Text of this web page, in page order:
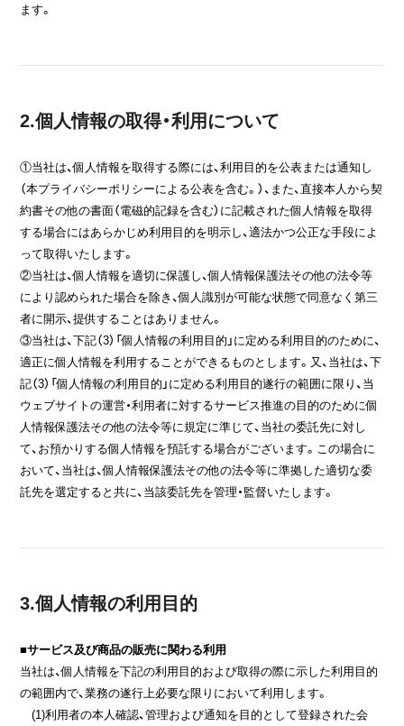
ます。
2.個人情報の取得・利用について
①当社は、個人情報を取得する際には、利用目的を公表または通知し
（本プライバシーポリシーによる公表を含む。）、また、直接本人から契
約書その他の書面（電磁的記録を含む）に記載された個人情報を取得
する場合にはあらかじめ利用目的を明示し、適法かつ公正な手段によ
って取得いたします。
②当社は、個人情報を適切に保護し、個人情報保護法その他の法令等
により認められた場合を除き、個人識別が可能な状態で同意なく第三
者に開示、提供することはありません。
③当社は、下記（3）「個人情報の利用目的」に定める利用目的のために、
適正に個人情報を利用することができるものとします。又、当社は、下
記（3）「個人情報の利用目的」に定める利用目的遂行の範囲に限り、当
ウェブサイトの運営・利用者に対するサービス推進の目的のために個
人情報保護法その他の法令等に規定に準じて、当社の委託先に対し
て、お預かりする個人情報を預託する場合がございます。この場合に
おいて、当社は、個人情報保護法その他の法令等に準拠した適切な委
託先を選定すると共に、当該委託先を管理・監督いたします。
3.個人情報の利用目的
■サービス及び商品の販売に関わる利用
当社は、個人情報を下記の利用目的および取得の際に示した利用目的
の範囲内で、業務の遂行上必要な限りにおいて利用します。
(1)利用者の本人確認、管理および通知を目的として登録された会